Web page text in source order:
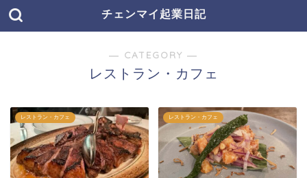
チェンマイ起業日記
― CATEGORY ―
レストラン・カフェ
レストラン・カフェ レストラン・カフェ